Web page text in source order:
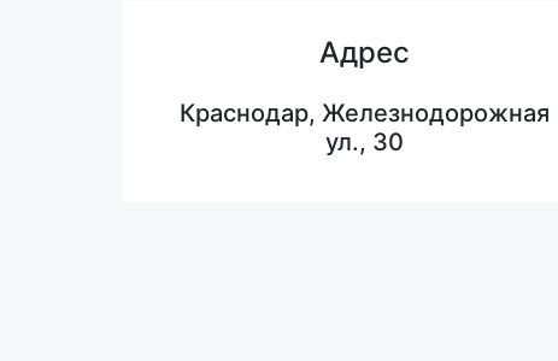
Адрес
Краснодар, Железнодорожная
ул., 30